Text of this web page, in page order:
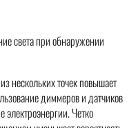
света при обнаружении
нескольких точек повышает
диммеров и датчиков
электроэнергии. Четко